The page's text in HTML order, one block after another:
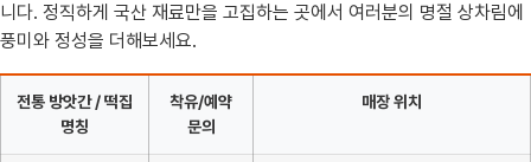
니다. 정직하게 국산 재료만을 고집하는 곳에서 여러분의 명절 상차림에
풍미와 정성을 더해보세요.
전통 방앗간 / 떡집
명칭
착유/예약
문의
매장 위치